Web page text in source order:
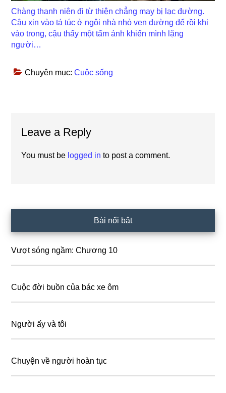
Chàng thanh niên đi từ thiện chẳng may bị lạc đường.
Cậu xin vào tá túc ở ngôi nhà nhỏ ven đường để rồi khi
vào trong, cậu thấy một tấm ảnh khiến mình lặng
người…
Chuyên mục:Cuộc sống
Interactions
Leave a Reply
You must be logged in to post a comment.
Sidebar
Bài nổi bật
Vượt sóng ngầm: Chương 10
Cuộc đời buồn của bác xe ôm
Người ấy và tôi
Chuyện về người hoàn tục